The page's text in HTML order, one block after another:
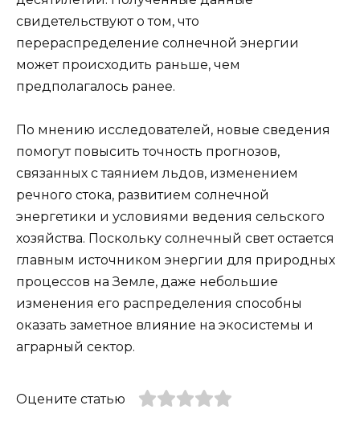
свидетельствуют о том, что
перераспределение солнечной энергии
может происходить раньше, чем
предполагалось ранее.
По мнению исследователей, новые сведения
помогут повысить точность прогнозов,
связанных с таянием льдов, изменением
речного стока, развитием солнечной
энергетики и условиями ведения сельского
хозяйства. Поскольку солнечный свет остается
главным источником энергии для природных
процессов на Земле, даже небольшие
изменения его распределения способны
оказать заметное влияние на экосистемы и
аграрный сектор.
Оцените статью